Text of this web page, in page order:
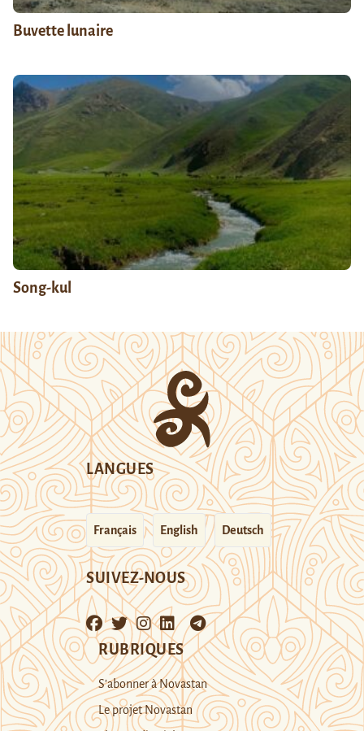
Buvette lunaire
Song-kul
LANGUES
Français English Deutsch
SUIVEZ-NOUS
RUBRIQUES
S’abonner à Novastan
Le projet Novastan